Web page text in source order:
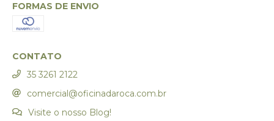
FORMAS DE ENVIO
CONTATO
35 3261 2122
comercial@oficinadaroca.com.br
Visite o nosso Blog!